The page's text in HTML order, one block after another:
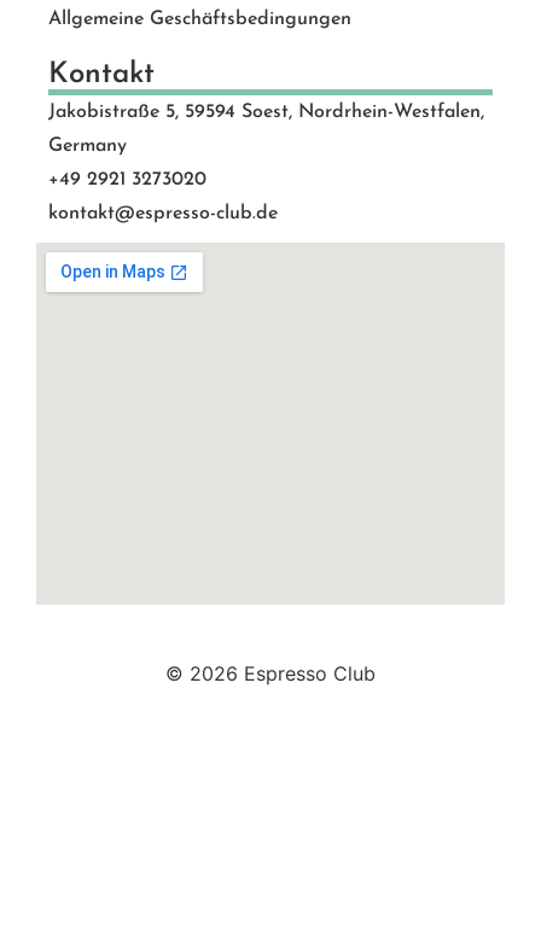
Allgemeine Geschäftsbedingungen
Kontakt
Jakobistraße 5, 59594 Soest, Nordrhein-Westfalen,
Germany
+49 2921 3273020
kontakt@espresso-club.de
© 2026 Espresso Club